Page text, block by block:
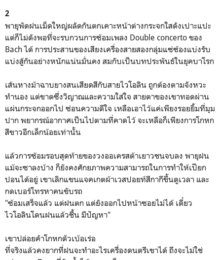
2
พายุพัดฝนเม็ดใหญ่ผลัดกันตกเคาะหน้าต่างกระจกใสดังเปาะแปะ
แต่ก็ไม่ดังพอที่จะรบกวนการซ้อมเพลง Double concerto ของ
Bach ได้ การประสานของเสียงเครื่องสายสองกลุ่มแซ่ซ้องแบ่งรับ
แบ่งสู้กันอย่างหนักแน่นมั่นคง สมกับเป็นบทประพันธ์ในยุคบาโรก
เส้นหางม้าฉาบยางสนเสียดสีกับสายไวโอลิน ถูกต้องตามจังหวะ
ทำนอง แต่ขาดซึ่งวิญาณและความใส่ใจ สายตาของเขาทอดผ่าน
แผ่นกระจกออกไป ซ่อนความดีใจ เหลือเอาไว้แค่เพียงรอยยิ้มที่มุม
ปาก พยากรณ์อากาศเป็นไปตามที่คาดไว้ จะเหลือก็เพียงการโกหก
สีขาวอีกเล็กน้อยเท่านั้น
แล้วการซ้อมรอบสุดท้ายของวงออเครสต้าเยาวชนจบลง พายุฝน
แม้จะซาลงบ้าง ก็ยังคงศักยภาพความสามารถในการทำให้เปียก
ปอนได้อยู่ เขาเลิกแขนแจคเกตผ้าเวสปอยท์สีกากีขึ้นดูเวลา และ
กดเบอร์โทรหาคนขับรถ
"ซ้อมเสร็จแล้ว แต่ฝนตก แต่ยังออกไปหน้าซอยไม่ได้ เดี๋ยว
ไวโอลินโดนฝนแล้วชื้น มีปัญหา"
เขาปล่อยคำโกหกตัวเบ้อเร่อ
ที่จริงแล้วคงยากที่ฝนจะทำอะไรเครื่องดนตรีเขาได้ ถึงจะไม่ใช่